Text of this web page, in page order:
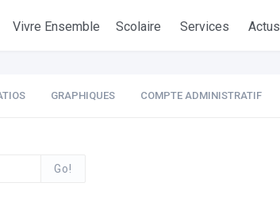
Vivre Ensemble Scolaire Services Actus
GRAPHIQUES COMPTE ADMINISTRATIF
Go!